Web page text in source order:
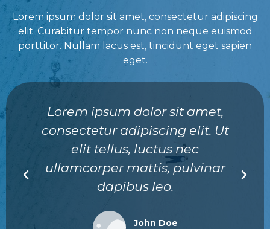
Lorem ipsum dolor sit amet, consectetur adipiscing
elit. Curabitur tempor nunc non neque euismod
porttitor. Nullam lacus est, tincidunt eget sapien
eget.
Lorem ipsum dolor sit amet,
consectetur adipiscing elit. Ut
elit tellus, luctus nec
ullamcorper mattis, pulvinar
dapibus leo.
John Doe